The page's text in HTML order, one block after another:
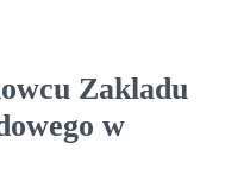
Zakladu
w